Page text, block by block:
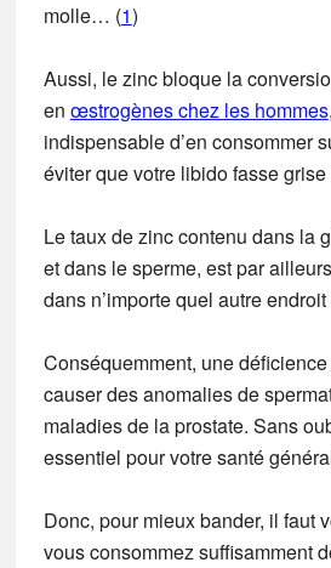
molle… (1)
Aussi, le zinc bloque la
en œstrogènes chez les hommes
indispensable d’en consommer
éviter que votre libido fasse grise
Le taux de zinc contenu dans la
et dans le sperme, est par
dans n’importe quel autre
Conséquemment, une
causer des anomalies de
maladies de la prostate. Sans
essentiel pour votre santé
Donc, pour mieux bander, il faut
vous consommez suffisamment